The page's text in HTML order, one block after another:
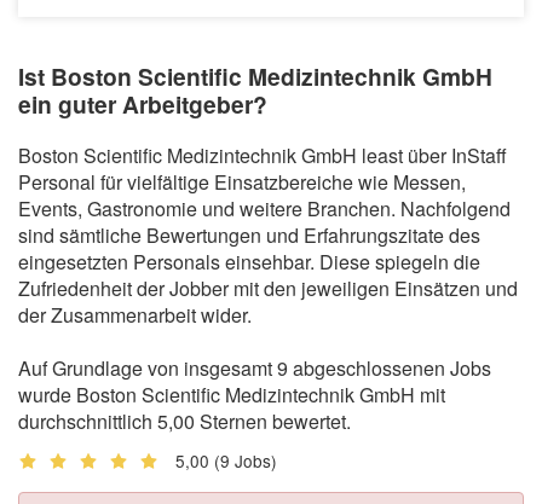
Ist Boston Scientific Medizintechnik GmbH
ein guter Arbeitgeber?
Boston Scientific Medizintechnik GmbH least über InStaff
Personal für vielfältige Einsatzbereiche wie Messen,
Events, Gastronomie und weitere Branchen. Nachfolgend
sind sämtliche Bewertungen und Erfahrungszitate des
eingesetzten Personals einsehbar. Diese spiegeln die
Zufriedenheit der Jobber mit den jeweiligen Einsätzen und
der Zusammenarbeit wider.
Auf Grundlage von insgesamt 9 abgeschlossenen Jobs
wurde Boston Scientific Medizintechnik GmbH mit
durchschnittlich 5,00 Sternen bewertet.
5,00 (9 Jobs)